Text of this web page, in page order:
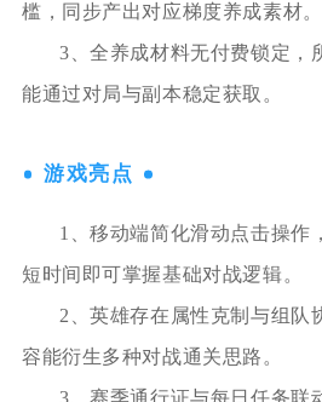
槛，同步产出对应梯度养成素材。
3、全养成材料无付费锁定，
能通过对局与副本稳定获取。
游戏亮点
1、移动端简化滑动点击操作
短时间即可掌握基础对战逻辑。
2、英雄存在属性克制与组队
容能衍生多种对战通关思路。
3、赛季通行证与每日任务联